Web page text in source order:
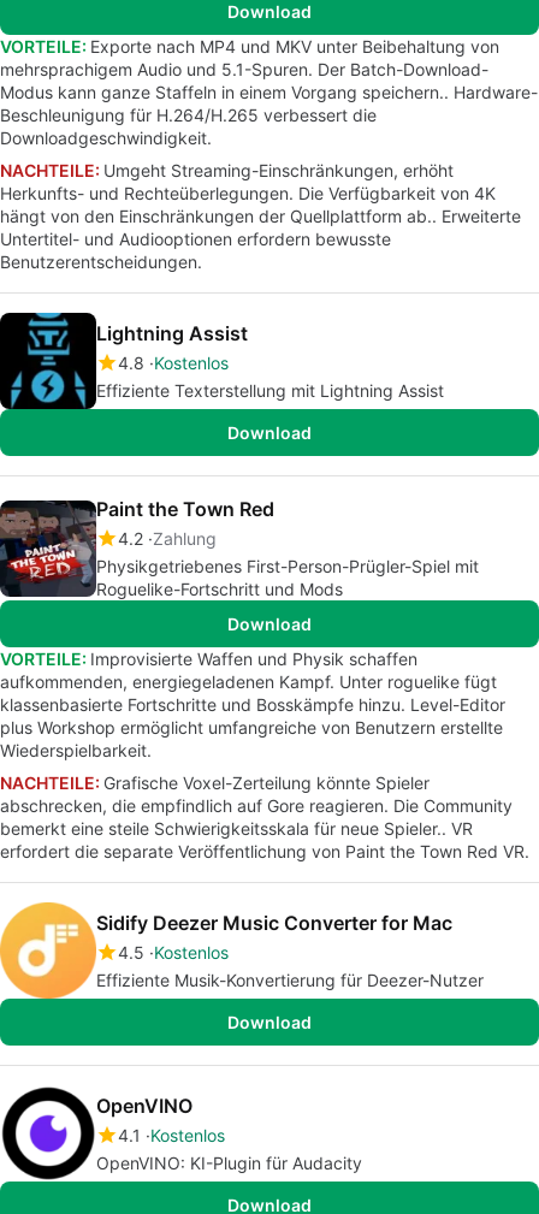
Download
VORTEILE: Exporte nach MP4 und MKV unter Beibehaltung von
mehrsprachigem Audio und 5.1-Spuren. Der Batch-Download-
Modus kann ganze Staffeln in einem Vorgang speichern.. Hardware-
Beschleunigung für H.264/H.265 verbessert die
Downloadgeschwindigkeit.
NACHTEILE: Umgeht Streaming-Einschränkungen, erhöht
Herkunfts- und Rechteüberlegungen. Die Verfügbarkeit von 4K
hängt von den Einschränkungen der Quellplattform ab.. Erweiterte
Untertitel- und Audiooptionen erfordern bewusste
Benutzerentscheidungen.
Lightning Assist
4.8 Kostenlos
Effiziente Texterstellung mit Lightning Assist
Download
Paint the Town Red
4.2 Zahlung
Physikgetriebenes First-Person-Prügler-Spiel mit
Roguelike-Fortschritt und Mods
Download
VORTEILE: Improvisierte Waffen und Physik schaffen
aufkommenden, energiegeladenen Kampf. Unter roguelike fügt
klassenbasierte Fortschritte und Bosskämpfe hinzu. Level-Editor
plus Workshop ermöglicht umfangreiche von Benutzern erstellte
Wiederspielbarkeit.
NACHTEILE: Grafische Voxel-Zerteilung könnte Spieler
abschrecken, die empfindlich auf Gore reagieren. Die Community
bemerkt eine steile Schwierigkeitsskala für neue Spieler.. VR
erfordert die separate Veröffentlichung von Paint the Town Red VR.
Sidify Deezer Music Converter for Mac
4.5 Kostenlos
Effiziente Musik-Konvertierung für Deezer-Nutzer
Download
OpenVINO
4.1
Kostenlos
OpenVINO: KI-Plugin für Audacity
Download